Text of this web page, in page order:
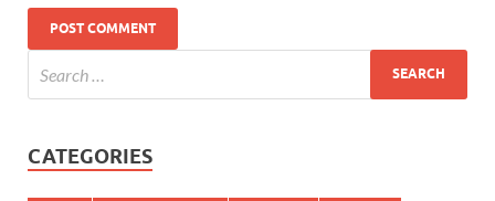
CATEGORIES